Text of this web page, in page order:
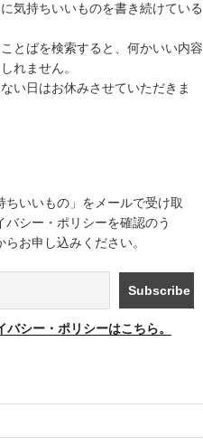
気持ちいいものを書き続けている
とばを検索すると、何かいい内容
れません。
い日はお休みさせていただきま
ちいいもの」をメールで受け取
バシー・ポリシーを確認のう
らお申し込みください。
バシー・ポリシーはこちら。